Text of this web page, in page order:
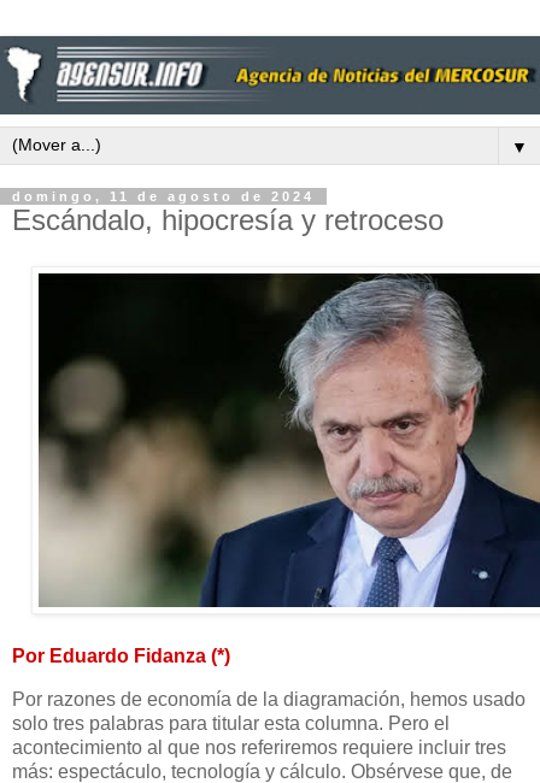
▼
domingo, 11 de agosto de 2024
Escándalo, hipocresía y retroceso
Por Eduardo Fidanza (*)
Por razones de economía de la diagramación, hemos usado
solo tres palabras para titular esta columna. Pero el
acontecimiento al que nos referiremos requiere incluir tres
más: espectáculo, tecnología y cálculo. Obsérvese que, de